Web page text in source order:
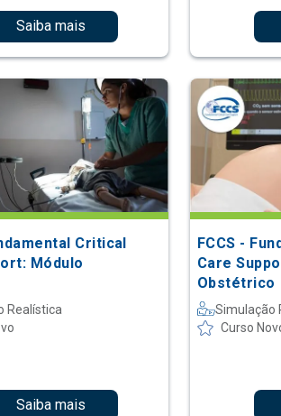
Saiba mais
Critical
Módulo
Realística
Saiba mais
FCCS -
Care
Obstétrico
Simulação
Curso